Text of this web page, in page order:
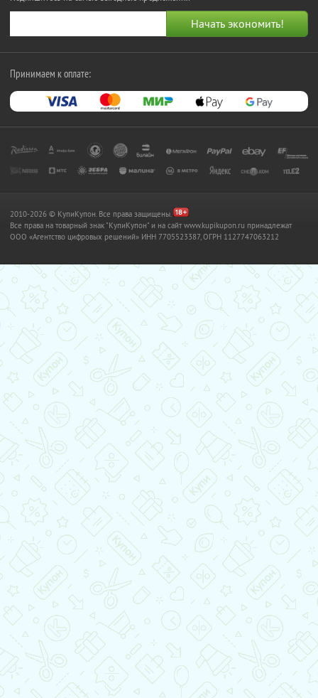
Принимаем к оплате:
2010-2026 © КупиКупон. Все права защищены.
Все права на товарный знак "КупиКупон" и на сайт www.kupikupon.ru принадлежат
OOO «Агентство цифровых решений» ИНН 7705523387, ОГРН 1127747063212